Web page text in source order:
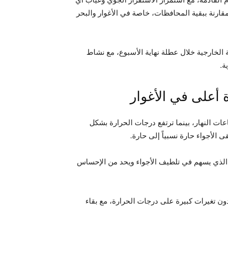
ببقية المحافظات، خاصة في الأغوار والبحر
خلال عطلة نهاية الأسبوع، مع نشاط
في الأغوار
النهار، بينما ترتفع درجات الحرارة بشكل
الأجواء حارة نسبياً إلى حارة.
الذي يسهم في تلطيف الأجواء ويحد من الإحساس
دون تغيرات كبيرة على درجات الحرارة، مع بقاء